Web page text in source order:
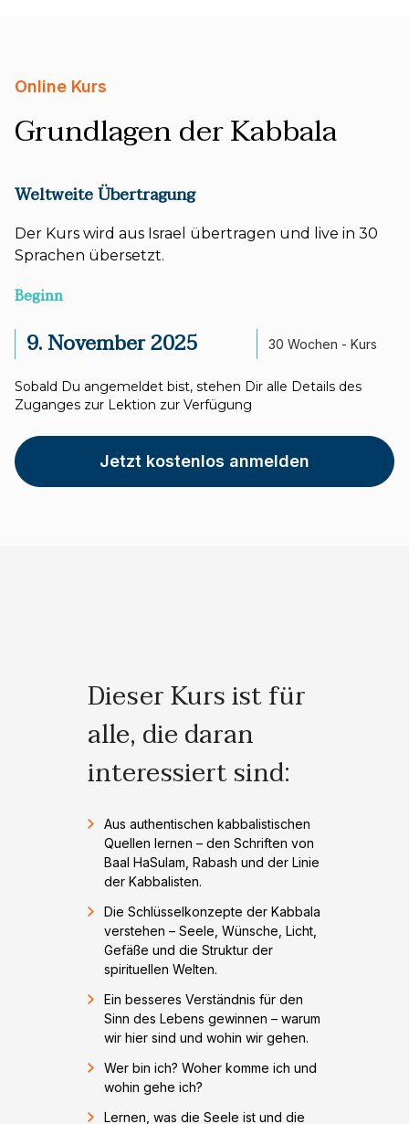
Online Kurs
Grundlagen der Kabbala
Weltweite Übertragung
Der Kurs wird aus Israel übertragen und live in 30
Sprachen übersetzt.
Beginn
9. November 2025 30 Wochen - Kurs
Sobald Du angemeldet bist, stehen Dir alle Details des
Zuganges zur Lektion zur Verfügung
Jetzt kostenlos anmelden
Dieser Kurs ist für
alle, die daran
interessiert sind:
Aus authentischen kabbalistischen
Quellen lernen – den Schriften von
Baal HaSulam, Rabash und der Linie
der Kabbalisten.
Die Schlüsselkonzepte der Kabbala
verstehen – Seele, Wünsche, Licht,
Gefäße und die Struktur der
spirituellen Welten.
Ein besseres Verständnis für den
Sinn des Lebens gewinnen – warum
wir hier sind und wohin wir gehen.
Wer bin ich? Woher komme ich und
wohin gehe ich?
Lernen, was die Seele ist und die